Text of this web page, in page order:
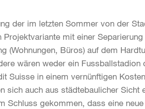
der im letzten Sommer von der
Projektvariante mit einer
(Wohnungen, Büros) auf dem
wären weder ein
Suisse in einem vernünftigen
sich auch aus städtebaulicher
Schluss gekommen, dass eine